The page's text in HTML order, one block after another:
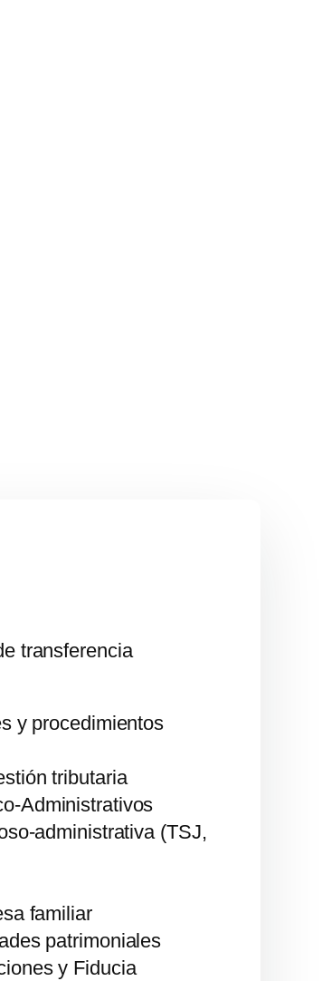
transferencia
y procedimientos
tributaria
Administrativos
administrativa (TSJ,
familiar
patrimoniales
y Fiducia